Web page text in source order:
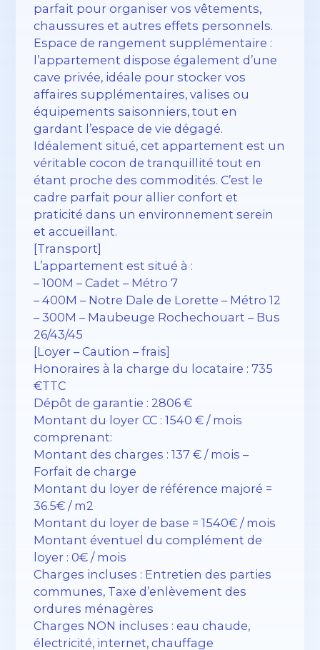
parfait pour organiser vos vêtements,
chaussures et autres effets personnels.
Espace de rangement supplémentaire :
l’appartement dispose également d’une
cave privée, idéale pour stocker vos
affaires supplémentaires, valises ou
équipements saisonniers, tout en
gardant l’espace de vie dégagé.
Idéalement situé, cet appartement est un
véritable cocon de tranquillité tout en
étant proche des commodités. C’est le
cadre parfait pour allier confort et
praticité dans un environnement serein
et accueillant.
[Transport]
L’appartement est situé à :
– 100M – Cadet – Métro 7
– 400M – Notre Dale de Lorette – Métro 12
– 300M – Maubeuge Rochechouart – Bus
26/43/45
[Loyer – Caution – frais]
Honoraires à la charge du locataire : 735
€TTC
Dépôt de garantie : 2806 €
Montant du loyer CC : 1540 € / mois
comprenant:
Montant des charges : 137 € / mois –
Forfait de charge
Montant du loyer de référence majoré =
36.5€ / m2
Montant du loyer de base = 1540€ / mois
Montant éventuel du complément de
loyer : 0€ / mois
Charges incluses : Entretien des parties
communes, Taxe d’enlèvement des
ordures ménagères
Charges NON incluses : eau chaude,
électricité, internet, chauffage